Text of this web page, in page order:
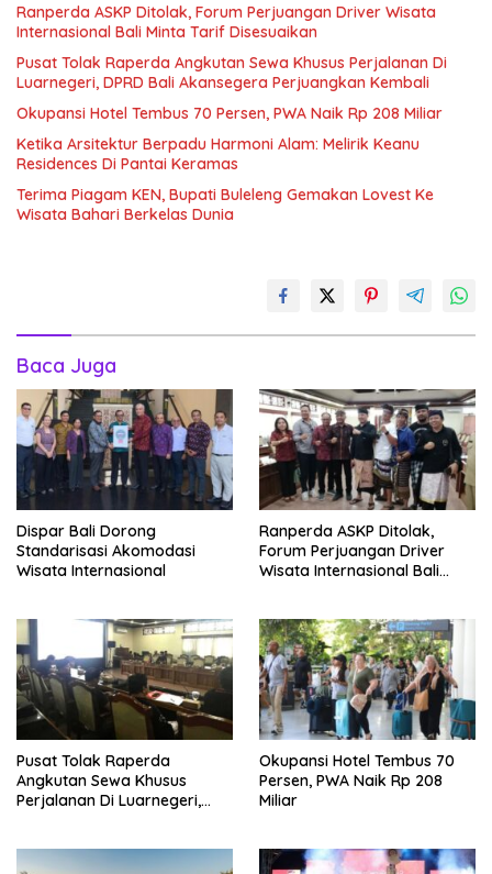
Ranperda ASKP Ditolak, Forum Perjuangan Driver Wisata
Internasional Bali Minta Tarif Disesuaikan
Pusat Tolak Raperda Angkutan Sewa Khusus Perjalanan Di
Luarnegeri, DPRD Bali Akansegera Perjuangkan Kembali
Okupansi Hotel Tembus 70 Persen, PWA Naik Rp 208 Miliar
Ketika Arsitektur Berpadu Harmoni Alam: Melirik Keanu
Residences Di Pantai Keramas
Terima Piagam KEN, Bupati Buleleng Gemakan Lovest Ke
Wisata Bahari Berkelas Dunia
Baca Juga
Dispar Bali Dorong
Standarisasi Akomodasi
Wisata Internasional
Ranperda ASKP Ditolak,
Forum Perjuangan Driver
Wisata Internasional Bali
Pusat Tolak Raperda
Angkutan Sewa Khusus
Perjalanan Di Luarnegeri,
Okupansi Hotel Tembus 70
Persen, PWA Naik Rp 208
Miliar